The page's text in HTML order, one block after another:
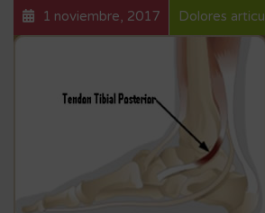
1 noviembre, 2017 Dolores